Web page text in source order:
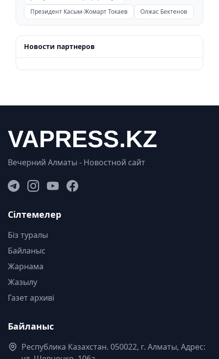
Президент Касым-Жомарт Токаев
Олжас Бектенов
Новости партнеров
Вечерний Алматы - Новостной сайт
Сілтемелер
Біз туралы
Байланыс
Жарнама
Жазылу
Газет архиві
Байланыс
Республика Казахстан. 050022, г. Алматы, Адрес: